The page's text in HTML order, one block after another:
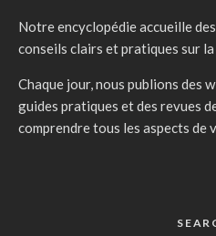
Notre encyclopédie accueille
conseils clairs et pratiques sur
Chaque jour, nous publions des
guides pratiques et des revues
comprendre tous les aspects de